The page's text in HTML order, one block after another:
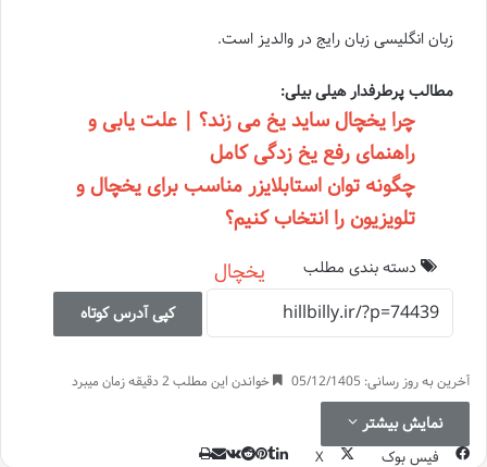
زبان انگلیسی زبان رایج در والدیز است.
مطالب پرطرفدار هیلی بیلی:
چرا یخچال ساید یخ می زند؟ | علت یابی و
راهنمای رفع یخ زدگی کامل
چگونه توان استابلایزر مناسب برای یخچال و
تلویزیون را انتخاب کنیم؟
دسته بندی مطلب یخچال
کپی آدرس کوتاه
آخرین به روز رسانی: 05/12/1405 خواندن این مطلب 2 دقیقه زمان میبرد
نمایش بیشتر
فیس بوک X لینکدین
‫تامبلر
‫پین‌ترست
‫رددیت
‫VKontakte
اشتراک
چاپ